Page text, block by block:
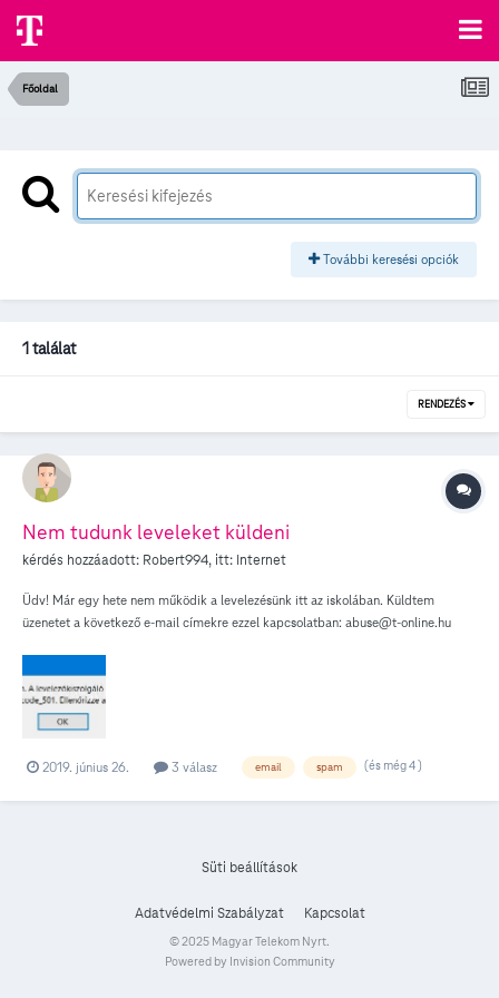
Főoldal
További keresési opciók
1 találat
RENDEZÉS
Nem tudunk leveleket küldeni
kérdés hozzáadott: Robert994, itt: Internet
Üdv! Már egy hete nem működik a levelezésünk itt az iskolában. Küldtem
üzenetet a következő e-mail címekre ezzel kapcsolatban: abuse@t-online.hu
fogad minket Thunderbird alatt. Ha esetleg spamnek tűnt volna néhány levelünk
az azért volt, mert egyszerre sok helyre szoktunk meghívókat és üdvözlő lapokat
küldeni. Akinek volt ilyennel tapasztalata, akkor mit tudna tanácsolni, hogy minél
előbb megoldódjon ez a probléma? Köszönöm szépen! Robi
2019. június 26. 3 válasz email spam (és még 4 )
Süti beállítások
Adatvédelmi Szabályzat Kapcsolat
© 2025 Magyar Telekom Nyrt.
Powered by Invision Community